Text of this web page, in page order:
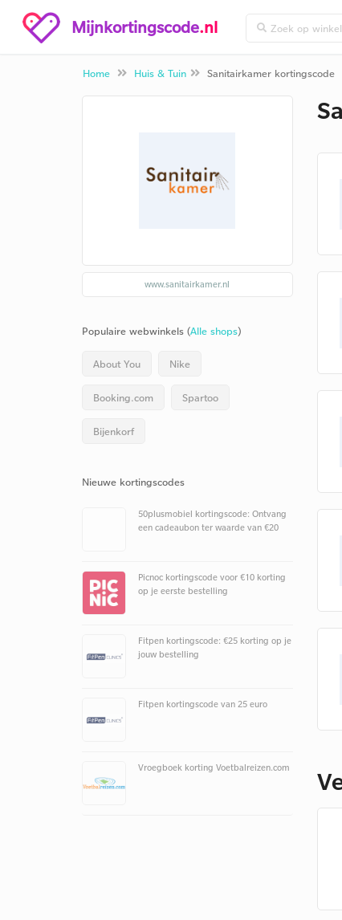
Mijnkortingscode.nl
Home Huis & Tuin Sanitairkamer kortingscode
www.sanitairkamer.nl
Populaire webwinkels (Alle shops)
About You Nike
Booking.com Spartoo
Bijenkorf
Nieuwe kortingscodes
50plusmobiel kortingscode: Ontvang
een cadeaubon ter waarde van €20
Picnoc kortingscode voor €10 korting
op je eerste bestelling
Fitpen kortingscode: €25 korting op je
jouw bestelling
Fitpen kortingscode van 25 euro
Vroegboek korting Voetbalreizen.com